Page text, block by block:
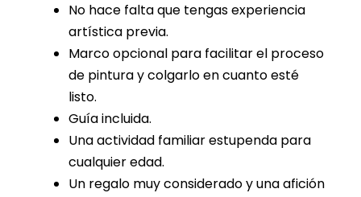
No hace falta que tengas experiencia
artística previa.
Marco opcional para facilitar el proceso
de pintura y colgarlo en cuanto esté
listo.
Guía incluida.
Una actividad familiar estupenda para
cualquier edad.
Un regalo muy considerado y una afición